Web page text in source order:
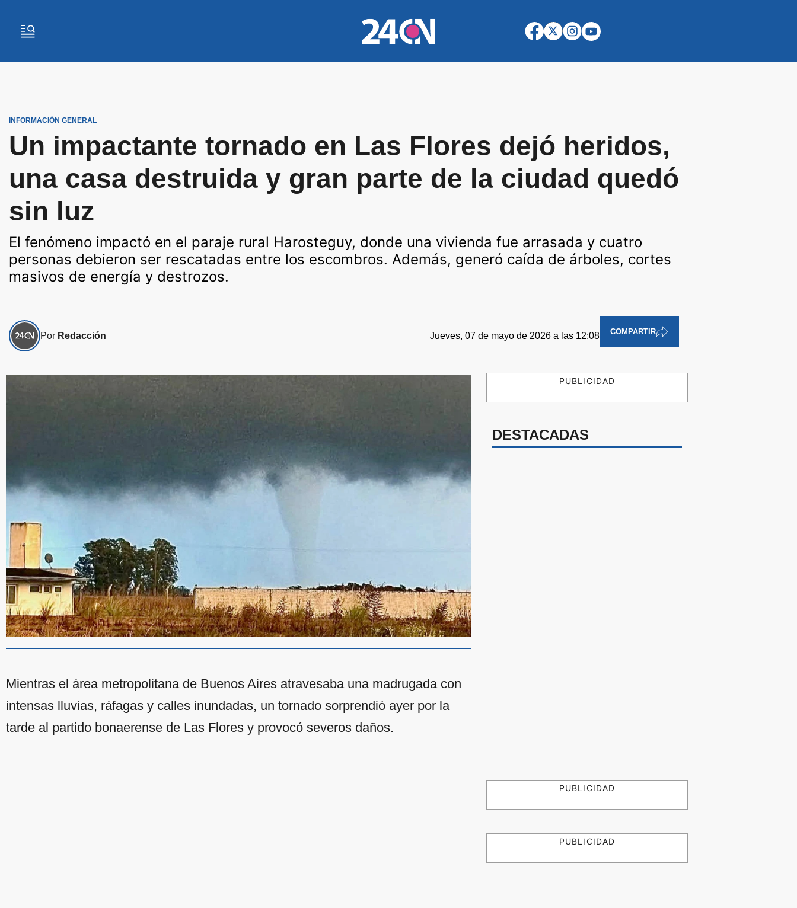
INFORMACIÓN GENERAL
Un impactante tornado en Las Flores dejó heridos,
una casa destruida y gran parte de la ciudad quedó
sin luz
El fenómeno impactó en el paraje rural Harosteguy, donde una vivienda fue arrasada y cuatro
personas debieron ser rescatadas entre los escombros. Además, generó caída de árboles, cortes
masivos de energía y destrozos.
Por Redacción Jueves, 07 de mayo de 2026 a las 12:08 COMPARTIR
Mientras el área metropolitana de Buenos Aires atravesaba una madrugada con
intensas lluvias, ráfagas y calles inundadas, un tornado sorprendió ayer por la
tarde al partido bonaerense de Las Flores y provocó severos daños.
PUBLICIDAD
DESTACADAS
PUBLICIDAD
PUBLICIDAD